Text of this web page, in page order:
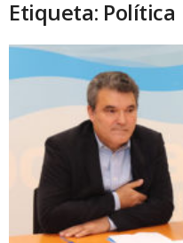
Etiqueta: Política